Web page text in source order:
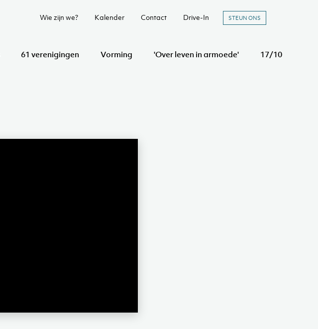
Wie zijn we? Kalender Contact Drive-In STEUN ONS
61 verenigingen Vorming 'Over leven in armoede' 17/10